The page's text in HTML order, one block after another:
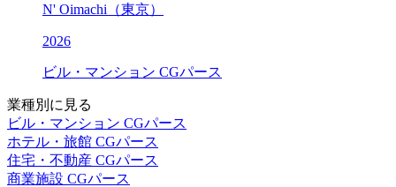
N' Oimachi（東京）
2026
ビル・マンション CGパース
業種別に見る
ビル・マンション CGパース
ホテル・旅館 CGパース
住宅・不動産 CGパース
商業施設 CGパース